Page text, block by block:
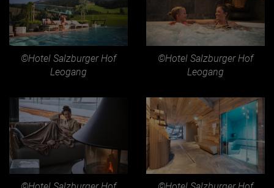
©Hotel Salzburger Hof
Leogang
©Hotel Salzburger Hof
Leogang